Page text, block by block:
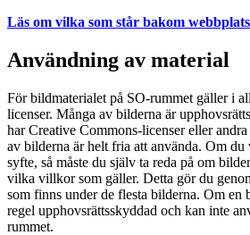
Läs om vilka som står bakom
Användning av material
För bildmaterialet på SO-rummet gäller i
licenser. Många av bilderna är
har Creative Commons-licenser eller
av bilderna är helt fria att använda. Om
syfte, så måste du själv ta reda på om
vilka villkor som gäller. Detta gör du
som finns under de flesta bilderna. Om en
regel upphovsrättsskyddad och kan inte
rummet.